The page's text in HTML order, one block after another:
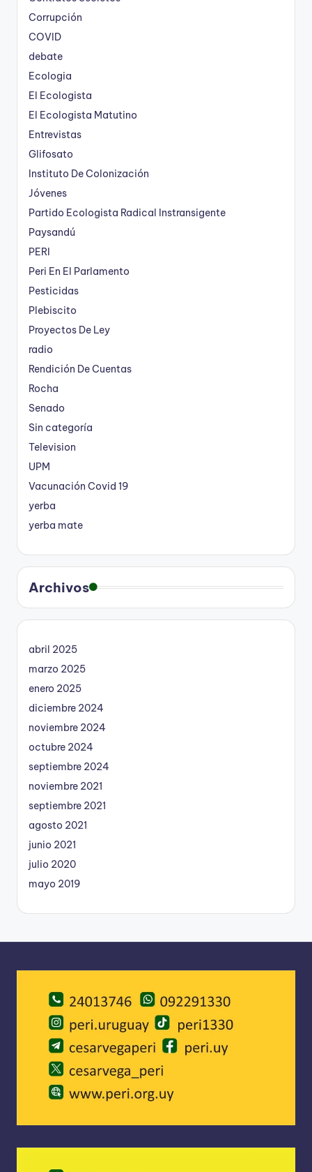
Corrupción
COVID
debate
Ecologia
El Ecologista
El Ecologista Matutino
Entrevistas
Glifosato
Instituto De Colonización
Jóvenes
Partido Ecologista Radical Instransigente
Paysandú
PERI
Peri En El Parlamento
Pesticidas
Plebiscito
Proyectos De Ley
radio
Rendición De Cuentas
Rocha
Senado
Sin categoría
Television
UPM
Vacunación Covid 19
yerba
yerba mate
Archivos
abril 2025
marzo 2025
enero 2025
diciembre 2024
noviembre 2024
octubre 2024
septiembre 2024
noviembre 2021
septiembre 2021
agosto 2021
junio 2021
julio 2020
mayo 2019